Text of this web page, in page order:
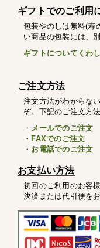
ギフトでのご利用
包装やのしは無料(寿
い商品の包装には、
ギフトについてくわ
ご注文方法
注文方法がわからな
ぞ。下記のご注文方
・ メールでのご注文
・ FAXでのご注文
・ お電話でのご注文
お支払い方法
初回のご利用のお客
決済または代引便を